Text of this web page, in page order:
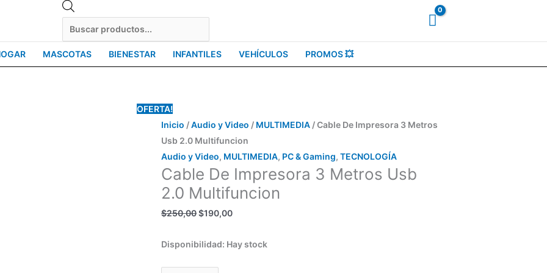
MASCOTAS BIENESTAR INFANTILES VEHÍCULOS PROMOS 💥
OFERTA!
Inicio /Audio y Video / MULTIMEDIA / Cable De Impresora 3 Metros
Usb 2.0 Multifuncion
Audio y Video, MULTIMEDIA, PC & Gaming, TECNOLOGÍA
Cable De Impresora 3 Metros Usb
2.0 Multifuncion
$250,00
precio
original
era:
$250,00.
$190,00
precio
actual
es:
$190,00.
Disponibilidad: Hay stock
Cable
De
Impresora
3
Metros
Usb
Multifuncion